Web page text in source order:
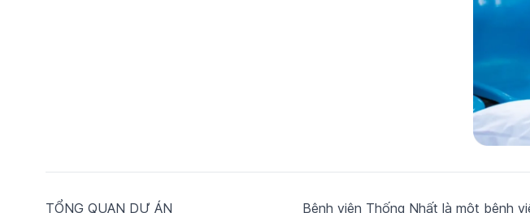
TỔNG QUAN DỰ ÁN
Bệnh viện Thống Nhất là một bệnh